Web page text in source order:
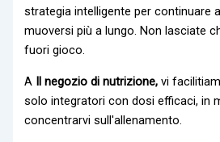
strategia intelligente per continuare
muoversi più a lungo. Non lasciate
fuori gioco.
A Il negozio di nutrizione, vi
solo integratori con dosi efficaci, in
concentrarvi sull'allenamento.